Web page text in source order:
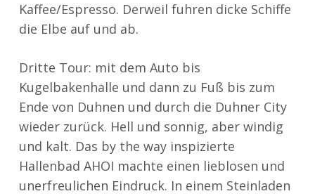
Kaffee/Espresso. Derweil fuhren dicke Schiffe
die Elbe auf und ab.
Dritte Tour: mit dem Auto bis
Kugelbakenhalle und dann zu Fuß bis zum
Ende von Duhnen und durch die Duhner City
wieder zurück. Hell und sonnig, aber windig
und kalt. Das by the way inspizierte
Hallenbad AHOI machte einen lieblosen und
unerfreulichen Eindruck. In einem Steinladen